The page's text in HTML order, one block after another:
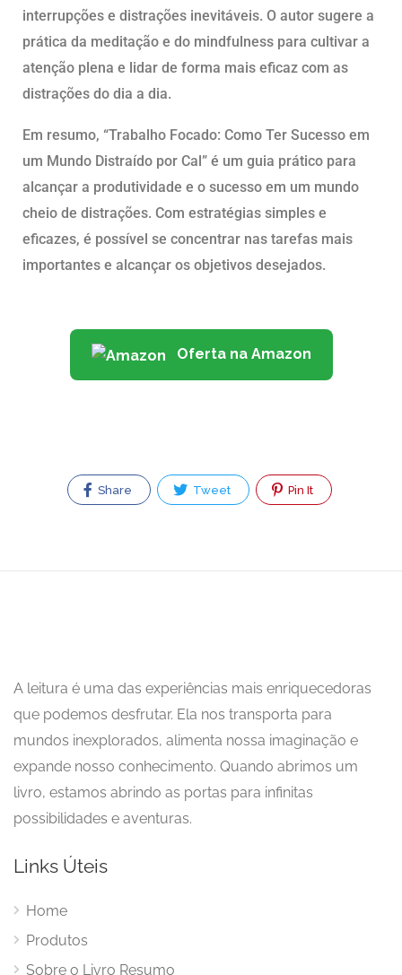
interrupções e distrações inevitáveis. O autor sugere a
prática da meditação e do mindfulness para cultivar a
atenção plena e lidar de forma mais eficaz com as
distrações do dia a dia.
Em resumo, “Trabalho Focado: Como Ter Sucesso em
um Mundo Distraído por Cal” é um guia prático para
alcançar a produtividade e o sucesso em um mundo
cheio de distrações. Com estratégias simples e
eficazes, é possível se concentrar nas tarefas mais
importantes e alcançar os objetivos desejados.
Oferta na Amazon
Share Tweet Pin It
A leitura é uma das experiências mais enriquecedoras
que podemos desfrutar. Ela nos transporta para
mundos inexplorados, alimenta nossa imaginação e
expande nosso conhecimento. Quando abrimos um
livro, estamos abrindo as portas para infinitas
possibilidades e aventuras.
Links Úteis
Home
Produtos
Sobre o Livro Resumo